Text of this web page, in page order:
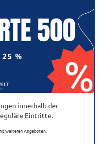
innerhalb der
Eintritte.
weiteren Angeboten.